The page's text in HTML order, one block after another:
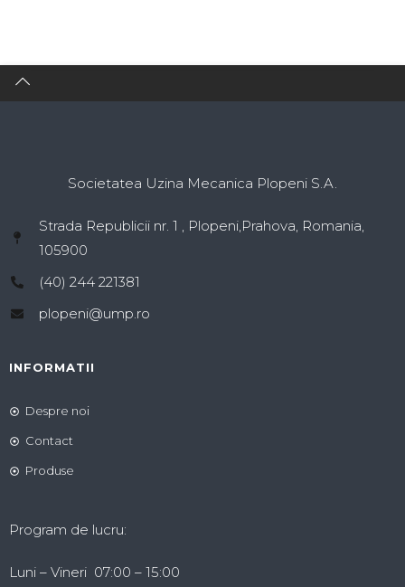
Societatea Uzina Mecanica Plopeni S.A.
Strada Republicii nr. 1 , Plopeni,Prahova, Romania,
105900
(40) 244 221381
plopeni@ump.ro
INFORMATII
Despre noi
Contact
Produse
Program de lucru:
Luni – Vineri 07:00 – 15:00